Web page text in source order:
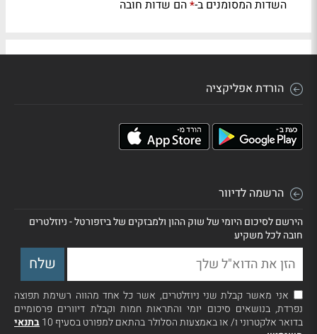
השדות המסומנים ב-*הם שדות חובה
הורדת אפליקציה
הרשמה לדיוור
הירשם לסיכום היומי של שוק ההון ולמבזקים של ביזפורטל - ניוזלטרים
חובה לכל משקיע
אני מאשר קבלת שני ניוזלטרים, אשר כל אחד מהווה רשימת תפוצה
נפרדת, בנושאים סיכום יומי והתראות חמות וקבלת דיוורים פרסומיים
בדואר אלקטרוני ו/ או באמצעות הסלולר בהתאם למפורט בסעיף 10
בתנאי